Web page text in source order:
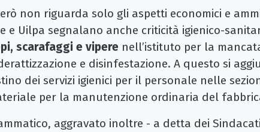
non riguarda solo gli aspetti economici e
e Uilpa segnalano anche criticità igienico-
scarafaggi e vipere nell’istituto per la
e disinfestazione. A questo si
dei servizi igienici per il personale nelle
per la manutenzione ordinaria del
aggravato inoltre - a detta dei Sindacati